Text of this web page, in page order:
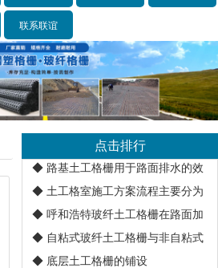
联系联谊
点击排行
◆ 路基土工格栅用于路面排水的效
◆ 土工格室施工方案流程主要分为
◆ 呼和浩特玻纤土工格栅在路面加
◆ 自粘式玻纤土工格栅与非自粘式
◆ 底层土工格栅的铺设